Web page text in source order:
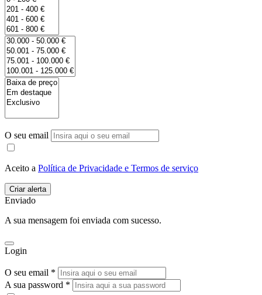
O seu email
Aceito a Política de Privacidade e Termos de serviço
Enviado
A sua mensagem foi enviada com sucesso.
Login
O seu email *
A sua password *